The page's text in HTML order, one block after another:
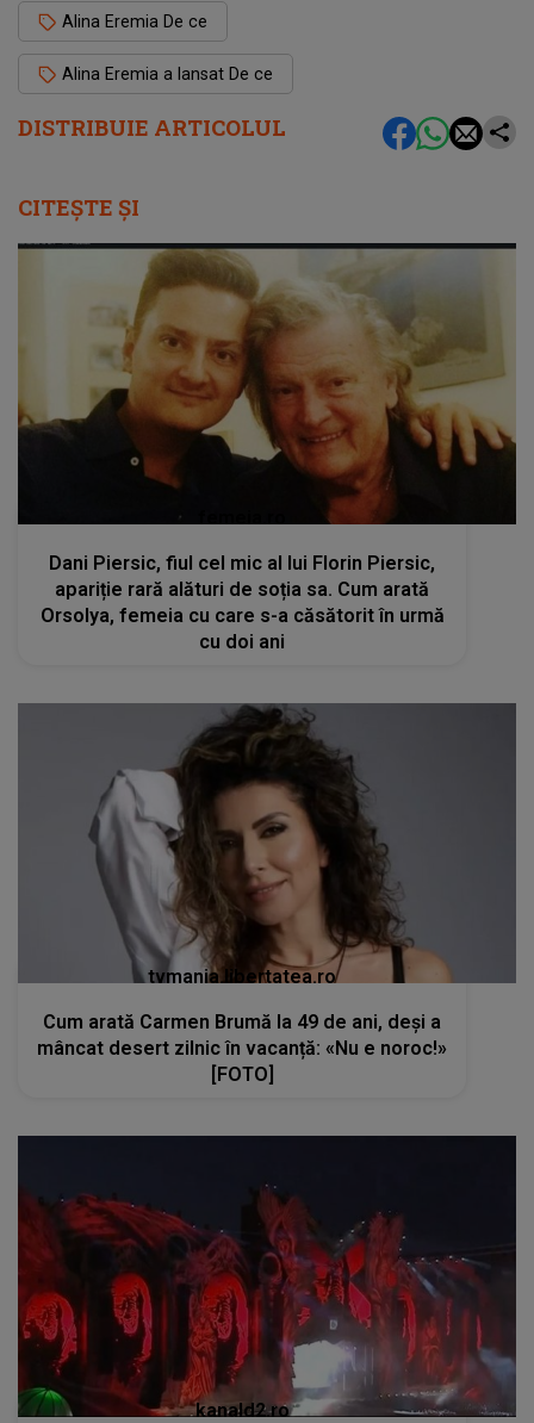
DISTRIBUIE ARTICOLUL
Alina Eremia De ce
Alina Eremia a lansat De ce
CITEȘTE ȘI
Dani Piersic, fiul cel mic al lui Florin Piersic,
apariție rară alături de soția sa. Cum arată
Orsolya, femeia cu care s-a căsătorit în urmă
cu doi ani
tvmania.libertatea.ro
Cum arată Carmen Brumă la 49 de ani, deși a
mâncat desert zilnic în vacanță: «Nu e noroc!»
[FOTO]
kanald2.ro